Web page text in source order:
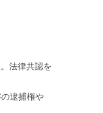
法律共認を
逮捕権や